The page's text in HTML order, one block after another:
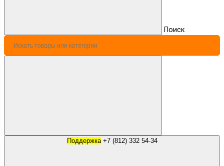
Поиск
Поддержка +7 (812) 332 54-34